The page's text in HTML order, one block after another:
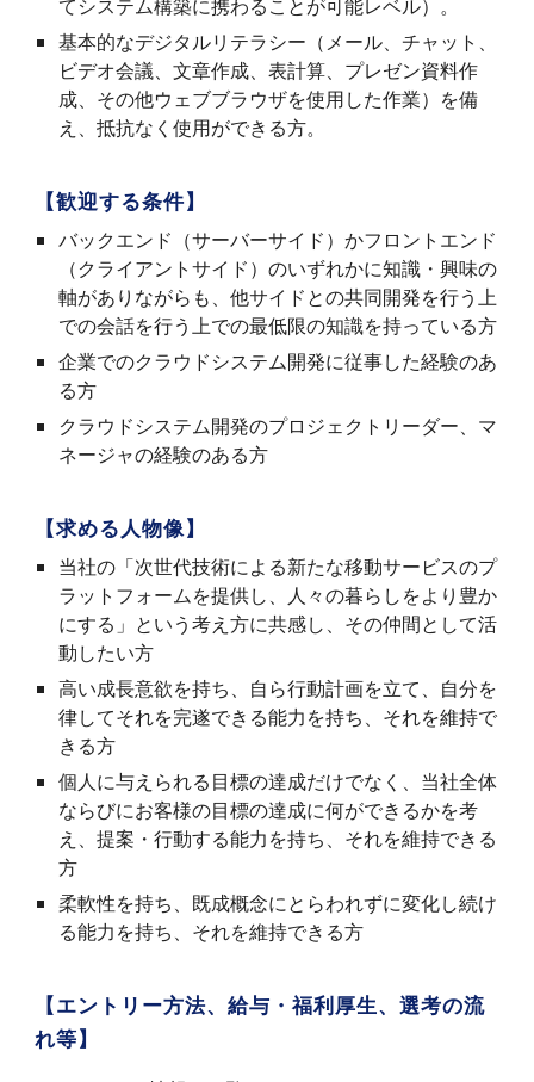
てシステム構築に携わることが可能レベル）。
基本的なデジタルリテラシー（メール、チャット、
ビデオ会議、文章作成、表計算、プレゼン資料作
成、その他ウェブブラウザを使用した作業）を備
え、抵抗なく使用ができる方。
【歓迎する条件】
バックエンド（サーバーサイド）かフロントエンド
（クライアントサイド）のいずれかに知識・興味の
軸がありながらも、他サイドとの共同開発を行う上
での会話を行う上での最低限の知識を持っている方
企業でのクラウドシステム開発に従事した経験のあ
る方
クラウドシステム開発のプロジェクトリーダー、マ
ネージャの経験のある方
【求める人物像】
当社の「次世代技術による新たな移動サービスのプ
ラットフォームを提供し、人々の暮らしをより豊か
にする」という考え方に共感し、その仲間として活
動したい方
高い成長意欲を持ち、自ら行動計画を立て、自分を
律してそれを完遂できる能力を持ち、それを維持で
きる方
個人に与えられる目標の達成だけでなく、当社全体
ならびにお客様の目標の達成に何ができるかを考
え、提案・行動する能力を持ち、それを維持できる
方
柔軟性を持ち、既成概念にとらわれずに変化し続け
る能力を持ち、それを維持できる方
【エントリー方法、給与・福利厚生、選考の流
れ等】